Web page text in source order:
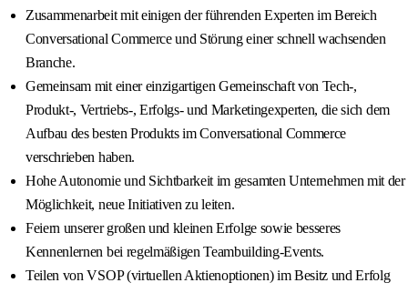
Zusammenarbeit mit einigen der führenden Experten im Bereich
Conversational Commerce und Störung einer schnell wachsenden
Branche.
Gemeinsam mit einer einzigartigen Gemeinschaft von Tech-,
Produkt-, Vertriebs-, Erfolgs- und Marketingexperten, die sich dem
Aufbau des besten Produkts im Conversational Commerce
verschrieben haben.
Hohe Autonomie und Sichtbarkeit im gesamten Unternehmen mit der
Möglichkeit, neue Initiativen zu leiten.
Feiern unserer großen und kleinen Erfolge sowie besseres
Kennenlernen bei regelmäßigen Teambuilding-Events.
Teilen von VSOP (virtuellen Aktienoptionen) im Besitz und Erfolg